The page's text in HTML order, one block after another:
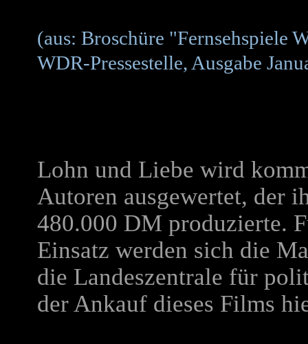
(aus: Broschüre "Fernsehspiele
WDR-Pressestelle, Ausgabe
Lohn und Liebe wird
Autoren ausgewertet, der
480.000 DM produzierte.
Einsatz werden sich die
die Landeszentrale für
der Ankauf dieses Films